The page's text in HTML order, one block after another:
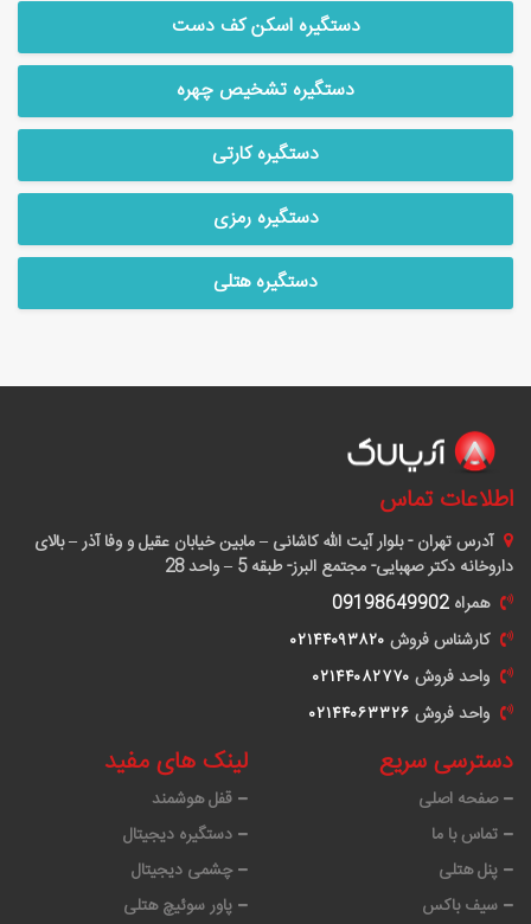
دستگیره اسکن کف دست
دستگیره تشخیص چهره
دستگیره کارتی
دستگیره رمزی
دستگیره هتلی
لینک های مفید
قفل هوشمند
دستگیره دیجیتال
چشمی دیجیتال
پاور سوئیچ هتلی
دسترسی سریع
صفحه اصلی
تماس با ما
پنل هتلی
سیف باکس
اطلاعات تماس
آدرستهران - بلوار آیت الله کاشانی – مابین خیابان عقیل و وفا آذر – بالای
داروخانه دکتر صهبایی- مجتمع البرز- طبقه 5 – واحد 28
همراه 09198649902
کارشناس فروش ٠٢١۴۴٠٩٣٨٢٠
واحد فروش ٠٢١۴۴٠٨٢٧٧٠
واحد فروش ٠٢١۴۴٠۶٣٣٢۶